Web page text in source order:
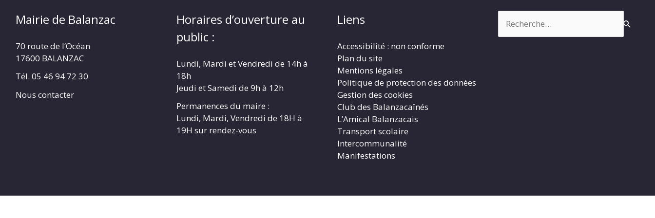
Mairie de Balanzac
70 route de l’Océan
17600 BALANZAC
Tél. 05 46 94 72 30
Nous contacter
Horaires d’ouverture au
public :
Lundi, Mardi et Vendredi de 14h à
18h
Jeudi et Samedi de 9h à 12h
Permanences du maire :
Lundi, Mardi, Vendredi de 18H à
19H sur rendez-vous
Liens
Accessibilité : non conforme
Plan du site
Mentions légales
Politique de protection des données
Gestion des cookies
Club des Balanzacaînés
L’Amical Balanzacais
Transport scolaire
Intercommunalité
Manifestations